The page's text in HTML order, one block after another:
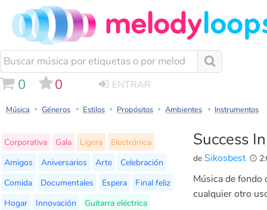
0 0 ENTRAR
Música Géneros Estilos Propósitos Ambientes Instrumentos
Success
de Sikosbest
Corporativa Gala Ligera
Electrónica
Amigos
Aniversarios Arte
Celebración
Comida
Documentales Espera
Final feliz
Hogar
Innovación
Guitarra eléctrica
Música de fondo
cualquier otro